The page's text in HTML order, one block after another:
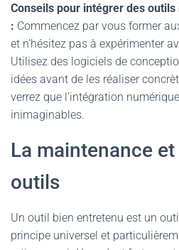
Conseils pour intégrer des
: Commencez par vous former
et n’hésitez pas à expérimenter
Utilisez des logiciels de
idées avant de les réaliser
verrez que l’intégration
inimaginables.
La maintenance
outils
Un outil bien entretenu est un
principe universel et